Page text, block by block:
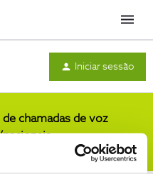
Menu
Iniciar sessão
chamadas de voz